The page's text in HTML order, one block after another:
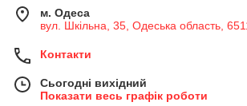
м. Одеса
вул. Шкільна, 35, Одеська область,
Контакти
Сьогодні вихідний
Показати весь графік роботи